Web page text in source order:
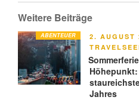
Weitere Beiträge
ABENTEUER
AM
2. AUGUST
Jahres